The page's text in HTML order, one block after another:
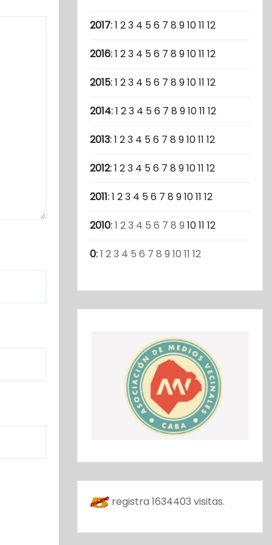
2017:1 23 4 56 7 8 91011 12
2016:1 23 4 56 7 8 91011 12
2015:1 23 4 56 7 8 91011 12
2014:1 23 4 56 7 8 91011 12
2013:1 23 4 56 7 8 91011 12
2012:1 23 4 56 7 8 91011 12
2011:1 23 4 56 7 8 91011 12
2010:1 23 4 5 6 7 8 9 1011 12
0:1 23 4 5 6 7 8 9 10 11 12
registra 1634403 visitas.